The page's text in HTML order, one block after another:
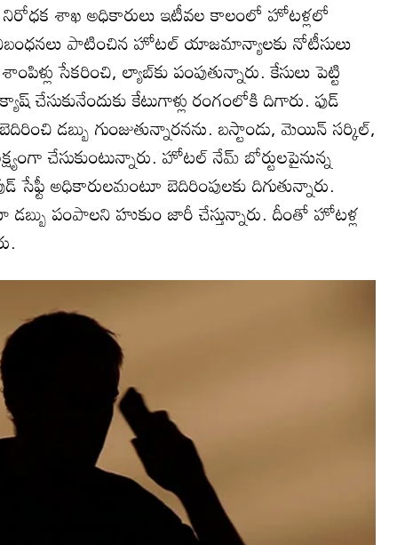
నిరోధక శాఖ అధికారులు ఇటీవల కాలంలో హోటళ్లలో
పాటించిన హోటల్‌ యాజమాన్యాలకు నోటీసులు
సేకరించి, ల్యాబ్‌కు పంపుతున్నారు. కేసులు పెట్టి
చేసుకునేందుకు కేటుగాళ్లు రంగంలోకి దిగారు. ఫుడ్‌
డబ్బు గుంజుతున్నారనను. బస్టాండు, మెయిన్‌ సర్కిల్‌,
చేసుకుంటున్నారు. హోటల్‌ నేమ్‌ బోర్టులపైనున్న
సేఫ్టీ అధికారులమంటూ బెదిరింపులకు దిగుతున్నారు.
డబ్బు పంపాలని హుకుం జారీ చేస్తున్నారు. దీంతో హోటళ్ల